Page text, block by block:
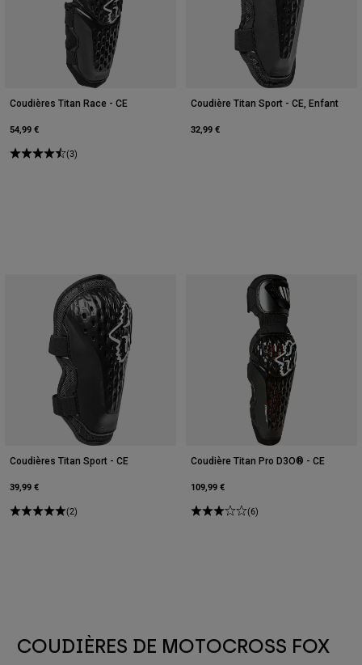
Coudières Titan Race - CE
54,99 €
(3)
Coudière Titan Sport - CE, Enfant
32,99 €
Coudières Titan Sport - CE
39,99 €
(2)
Coudière Titan Pro D3O® - CE
109,99 €
(6)
COUDIÈRES DE MOTOCROSS FOX